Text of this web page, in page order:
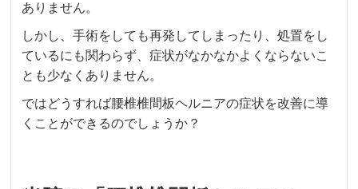
ありません。
しかし、手術をしても再発してしまったり、処置をし
ているにも関わらず、症状がなかなかよくならないこ
とも少なくありません。
ではどうすれば腰椎椎間板ヘルニアの症状を改善に導
くことができるのでしょうか？